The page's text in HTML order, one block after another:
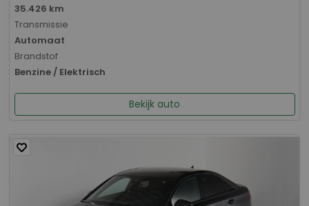
35.426 km
Transmissie
Automaat
Brandstof
Benzine / Elektrisch
Bekijk auto